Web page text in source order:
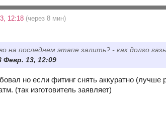
12:18 (через 8 мин)
на последнем этапе залить? - как долго
Февр. 13, 12:09
но если фитинг снять аккуратно (лучше
(так изготовитель заявляет)